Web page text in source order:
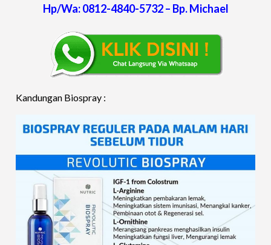
Hp/Wa: 0812-4840-5732 – Bp. Michael
Kandungan Biospray :